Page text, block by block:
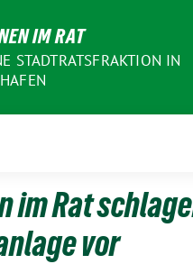
IM RAT
STADTRATSFRAKTION IN
im Rat
vor